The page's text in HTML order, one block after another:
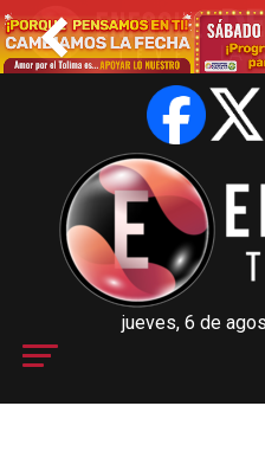
jueves, 6 de